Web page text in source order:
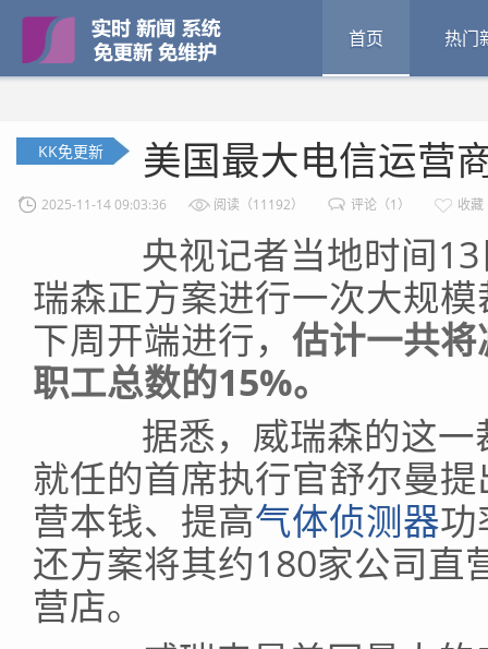
首页 热门
KK免更新 美国最大电信运营
2025-11-14 09:03:36 阅读（11192） 评论（1） 收藏
央视记者当地时间13
瑞森正方案进行一次大规
下周开端进行， 估计一共
职工总数的15%。
据悉，威瑞森的这一
就任的首席执行官舒尔曼
营本钱、提高气体侦测器功
还方案将其约180家公司直
营店。